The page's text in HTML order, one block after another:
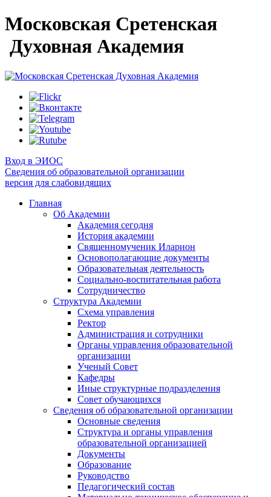
Московская Сретенская
Духовная Академия
Вход в ЭИОС
Сведения об образовательной организации
версия для слабовидящих
Главная
Об Академии
Академия сегодня
История академии
Священномученик Иларион
Основополагающие документы
Образовательная деятельность
Социально-воспитательная работа
Сотрудничество
Структура Академии
Схема управления
Ректор
Администрация и сотрудники
Органы управления образовательной
организации
Ученый Совет
Кафедры
Иные структурные подразделения
Совет обучающихся
Сведения об образовательной организации
Основные сведения
Структура и органы управления
образовательной организацией
Документы
Образование
Руководство
Педагогический состав